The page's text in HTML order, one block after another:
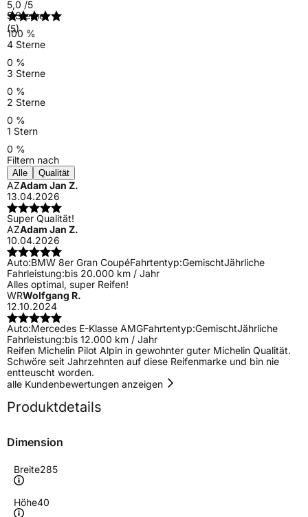
5,0 /5
(5)
5 Sterne
100 %
4 Sterne
0 %
3 Sterne
0 %
2 Sterne
0 %
1 Stern
0 %
Filtern nach
Alle Qualität
AZAdam Jan Z.
13.04.2026
Super Qualität!
AZAdam Jan Z.
10.04.2026
Auto:BMW 8er Gran CoupéFahrtentyp:GemischtJährliche
Fahrleistung:bis 20.000 km / Jahr
Alles optimal, super Reifen!
WRWolfgang R.
12.10.2024
Auto:Mercedes E-Klasse AMGFahrtentyp:GemischtJährliche
Fahrleistung:bis 12.000 km / Jahr
Reifen Michelin Pilot Alpin in gewohnter guter Michelin Qualität.
Schwöre seit Jahrzehnten auf diese Reifenmarke und bin nie
entteuscht worden.
alle Kundenbewertungen anzeigen
Produktdetails
Dimension
Breite285
Höhe40